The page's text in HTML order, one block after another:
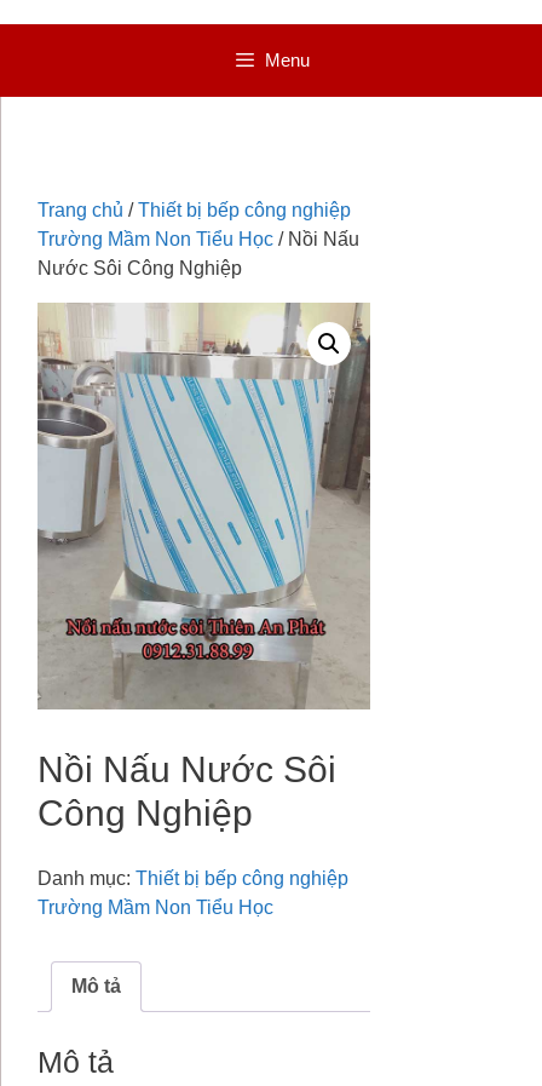
Menu
Trang chủ /Thiết bị bếp công nghiệp
Trường Mầm Non Tiểu Học / Nồi Nấu
Nước Sôi Công Nghiệp
Nồi Nấu Nước Sôi
Công Nghiệp
Danh mục: Thiết bị bếp công nghiệp
Trường Mầm Non Tiểu Học
Mô tả
Mô tả